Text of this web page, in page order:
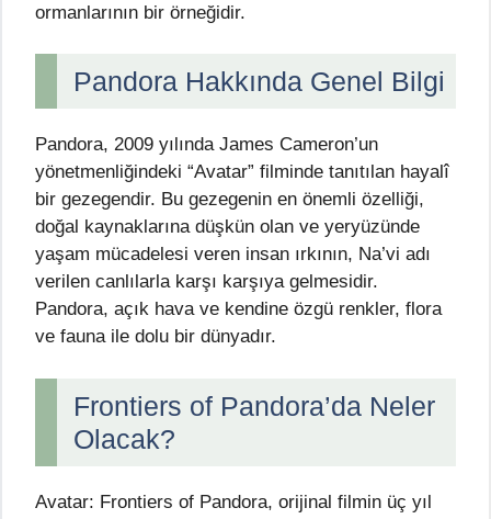
ormanlarının bir örneğidir.
Pandora Hakkında Genel Bilgi
Pandora, 2009 yılında James Cameron’un
yönetmenliğindeki “Avatar” filminde tanıtılan hayalî
bir gezegendir. Bu gezegenin en önemli özelliği,
doğal kaynaklarına düşkün olan ve yeryüzünde
yaşam mücadelesi veren insan ırkının, Na’vi adı
verilen canlılarla karşı karşıya gelmesidir.
Pandora, açık hava ve kendine özgü renkler, flora
ve fauna ile dolu bir dünyadır.
Frontiers of Pandora’da Neler
Olacak?
Avatar: Frontiers of Pandora, orijinal filmin üç yıl